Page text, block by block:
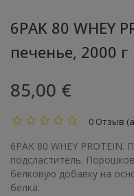
6PAK 80 WHEY
печенье, 2000 г
85,00 €
0 Отзыв
6PAK 80 WHEY
подсластитель.
белковую добавку на
белка.